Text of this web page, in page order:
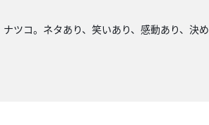
ツコ。ネタあり、笑いあり、感動あり、決